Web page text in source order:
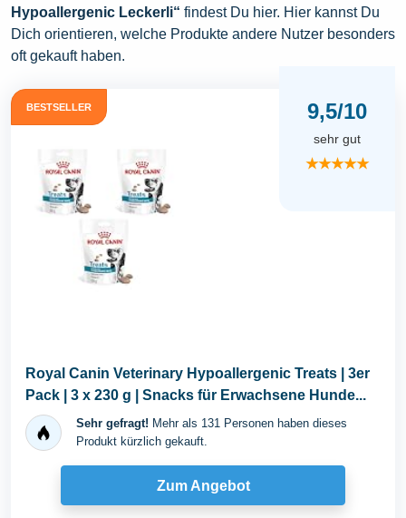
Hypoallergenic Leckerli“ findest Du hier. Hier kannst Du
Dich orientieren, welche Produkte andere Nutzer besonders
oft gekauft haben.
BESTSELLER 9,5/10
sehr gut
★★★★★
Royal Canin Veterinary Hypoallergenic Treats | 3er
Pack | 3 x 230 g | Snacks für Erwachsene Hunde...
Sehr gefragt! Mehr als 131 Personen haben dieses
Produkt kürzlich gekauft.
Zum Angebot